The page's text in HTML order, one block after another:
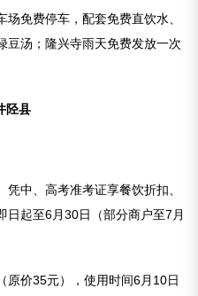
免费停车，配套免费直饮水、
豆汤；隆兴寺雨天免费发放一次
陉县
中、高考准考证享餐饮折扣、
日起至6月30日（部分商户至7月
原价35元），使用时间6月10日